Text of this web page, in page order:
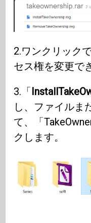
2.ワンクリック
セス権を変更で
3.「
し、ファイルま
て、「
クします。